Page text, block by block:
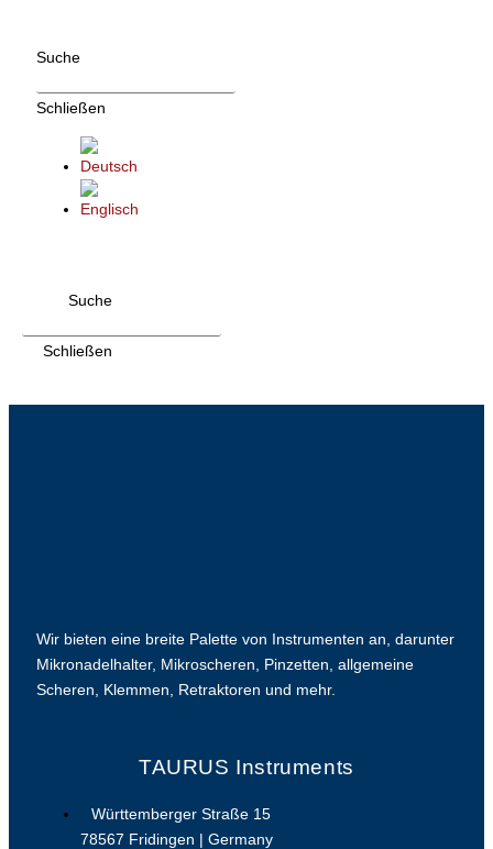
Suche
Schließen
Suche
Schließen
Wir bieten eine breite Palette von Instrumenten an, darunter
Mikronadelhalter, Mikroscheren, Pinzetten, allgemeine
Scheren, Klemmen, Retraktoren und mehr.
TAURUS Instruments
Württemberger Straße 15
78567 Fridingen | Germany